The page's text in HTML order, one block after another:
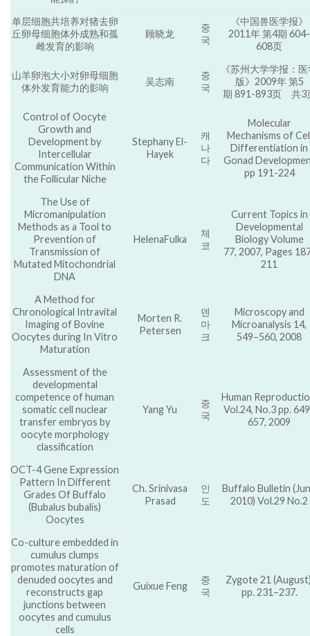
单层细胞共培养对猪去卵
丘卵母细胞体外成熟和孤
雌发育的影响
顾晓龙
중
국
《中国兽医学报》
2011年 第4期 604-
608页
山羊卵泡大小对卵母细胞
体外发育能力的影响
吴志南
중
국
《苏州大学学报：
版》2009年 第5
期 891-893页 共3
Control of Oocyte
Growth and
Development by
Intercellular
Communication Within
the Follicular Niche
Stephany El-
Hayek
캐
나
다
Molecular
Mechanisms of
Differentiation in
Gonad
pp 191-224
The Use of
Micromanipulation
Methods as a Tool to
Prevention of
Transmission of
Mutated Mitochondrial
DNA
HelenaFulka
체
코
Current Topics in
Developmental
Biology Volume
77, 2007, Pages
211
A Method for
Chronological Intravital
Imaging of Bovine
Oocytes during In Vitro
Maturation
Morten R.
Petersen
덴
마
크
Microscopy and
Microanalysis 14,
549–560, 2008
Assessment of the
developmental
competence of human
somatic cell nuclear
transfer embryos by
oocyte morphology
classification
Yang Yu
중
국
Human
Vol.24, No.3 pp.
657, 2009
OCT-4 Gene Expression
Pattern In Different
Grades Of Buffalo
(Bubalus bubalis)
Oocytes
Ch. Srinivasa
Prasad
인
도
Buffalo Bulletin
2010) Vol.29 No.2
Co-culture embedded in
cumulus clumps
promotes maturation of
denuded oocytes and
reconstructs gap
junctions between
oocytes and cumulus
cells
Guixue Feng
중
국
Zygote 21
pp. 231–237.